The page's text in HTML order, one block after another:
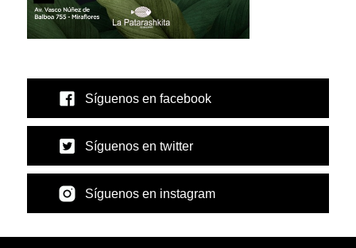
Síguenos en facebook
Síguenos en twitter
Síguenos en instagram